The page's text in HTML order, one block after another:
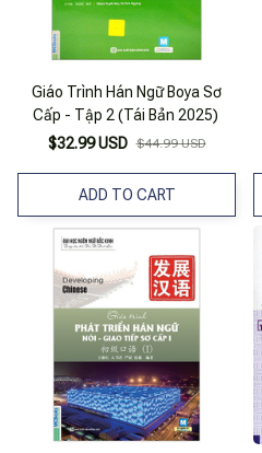
Giáo Trình Hán Ngữ Boya Sơ
Cấp - Tập 2 (Tái Bản 2025)
$32.99 USD $44.99 USD
ADD TO CART